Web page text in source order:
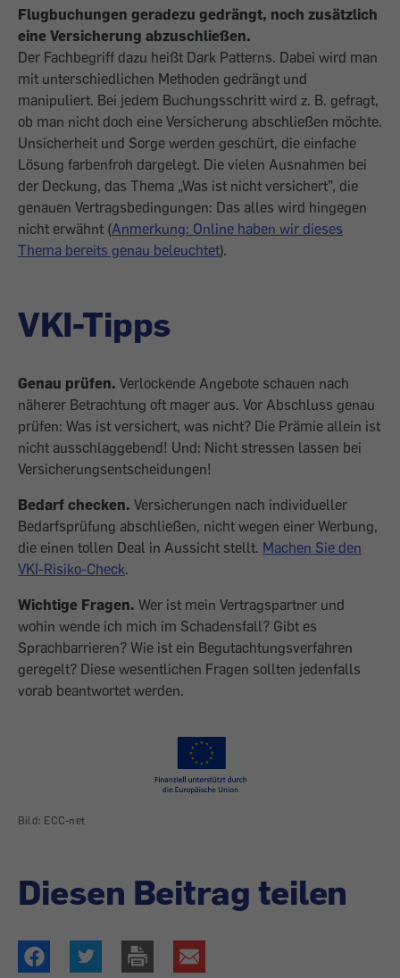
Flugbuchungen geradezu gedrängt, noch zusätzlich
eine Versicherung abzuschließen.
Der Fachbegriff dazu heißt Dark Patterns. Dabei wird man
mit unterschiedlichen Methoden gedrängt und
manipuliert. Bei jedem Buchungsschritt wird z. B. gefragt,
ob man nicht doch eine Versicherung abschließen möchte.
Unsicherheit und Sorge werden geschürt, die einfache
Lösung farbenfroh dargelegt. Die vielen Ausnahmen bei
der Deckung, das Thema „Was ist nicht versichert”, die
genauen Vertragsbedingungen: Das alles wird hingegen
nicht erwähnt (Anmerkung: Online haben wir dieses
Thema bereits genau beleuchtet).
VKI-Tipps
Genau prüfen. Verlo­ckende Angebote schau­en nach
näherer Betrach­tung oft mager aus. Vor Abschluss genau
prüfen: Was ist versichert, was nicht? Die Prämie allein ist
nicht ausschlaggebend! Und: Nicht stres­sen lassen bei
Versicherungsent­scheidungen!
Bedarf checken. Versicherungen nach individueller
Bedarfsprüfung abschließen, nicht wegen einer Wer­bung,
die einen tollen Deal in Aussicht stellt. Machen Sie den
VKI-Risiko-Check.
Wichtige Fragen. Wer ist mein Ver­tragspartner und
wohin wende ich mich im Schadensfall? Gibt es
Sprachbarrieren? Wie ist ein Begut­achtungsverfahren
geregelt? Diese wesentlichen Fragen sollten jeden­falls
vorab beantwortet werden.
Bild: ECC-net
Diesen Beitrag teilen